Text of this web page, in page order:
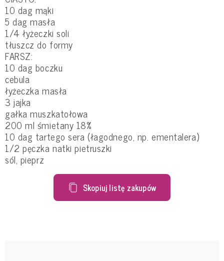
10 dag mąki
5 dag masła
1/4 łyżeczki soli
tłuszcz do formy
FARSZ:
10 dag boczku
cebula
łyżeczka masła
3 jajka
gałka muszkatołowa
200 ml śmietany 18%
10 dag tartego sera (łagodnego, np. ementalera)
1/2 pęczka natki pietruszki
sól, pieprz
Skopiuj listę zakupów